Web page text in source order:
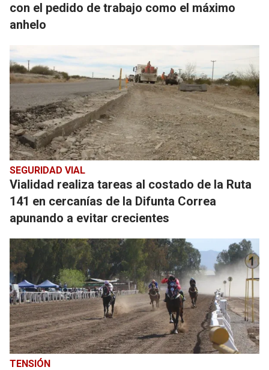
con el pedido de trabajo como el máximo
anhelo
SEGURIDAD VIAL
Vialidad realiza tareas al costado de la Ruta
141 en cercanías de la Difunta Correa
apunando a evitar crecientes
TENSIÓN